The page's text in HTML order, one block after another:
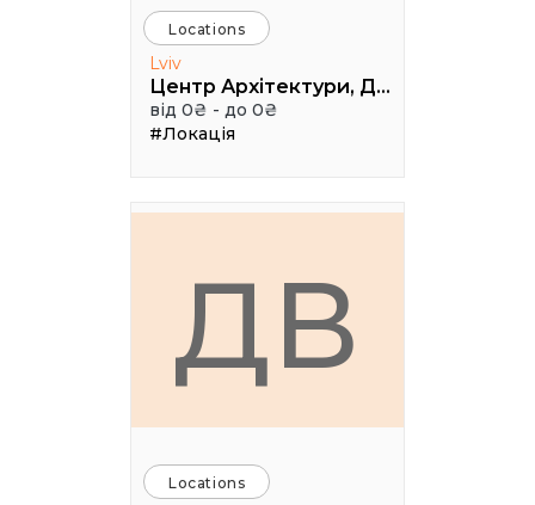
Locations
Lviv
Центр Архітектури, Дизайну та Урбаністики Порохова ВЕЖА
від 0₴ - до 0₴
#Локація
ДВ
Locations